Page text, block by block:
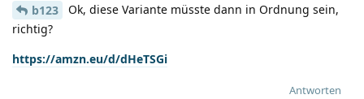
b123
Ok, diese Variante müsste dann in Ordnung sein,
richtig?
https://amzn.eu/d/dHeTSGi
Antworten